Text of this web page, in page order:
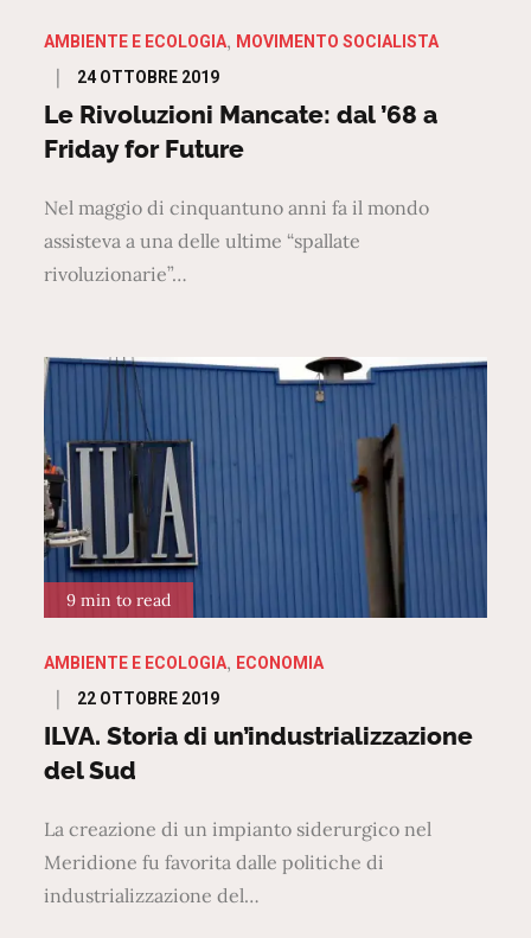
AMBIENTE E ECOLOGIA MOVIMENTO SOCIALISTA
Posted
on
24 OTTOBRE 2019
Le Rivoluzioni Mancate: dal ’68 a
Friday for Future
Nel maggio di cinquantuno anni fa il mondo
assisteva a una delle ultime “spallate
rivoluzionarie”…
9 min to read
AMBIENTE E ECOLOGIA ECONOMIA
Posted
on
22 OTTOBRE 2019
ILVA. Storia di un’industrializzazione
del Sud
La creazione di un impianto siderurgico nel
Meridione fu favorita dalle politiche di
industrializzazione del…